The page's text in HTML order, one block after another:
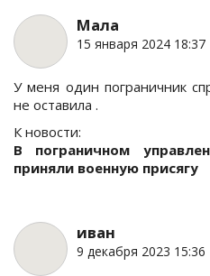
Мала
15 января 2024 18:37
У меня один пограничник
не оставила .
К новости:
В пограничном
приняли военную присягу
иван
9 декабря 2023 15:36